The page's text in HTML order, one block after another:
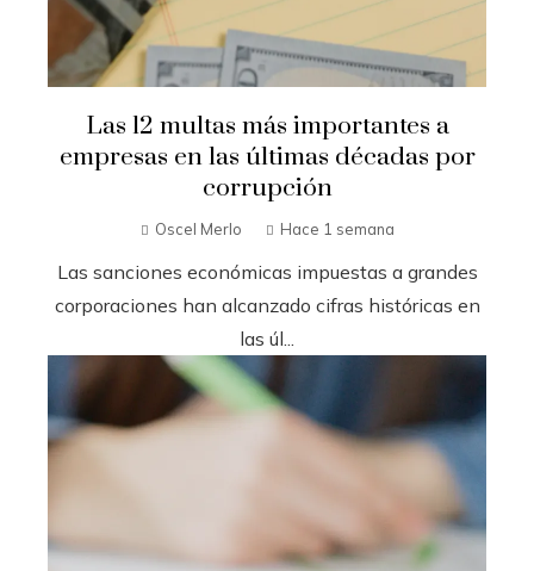
Las 12 multas más importantes a
empresas en las últimas décadas por
corrupción
Oscel Merlo Hace 1 semana
Las sanciones económicas impuestas a grandes
corporaciones han alcanzado cifras históricas en
las úl...